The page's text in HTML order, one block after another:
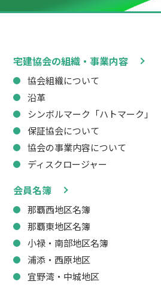
宅建協会の組織・事業内容
協会組織について
沿革
シンボルマーク「ハトマーク」
保証協会について
協会の事業内容について
ディスクロージャー
会員名簿
那覇西地区名簿
那覇東地区名簿
小禄・南部地区名簿
浦添・西原地区
宜野湾・中城地区